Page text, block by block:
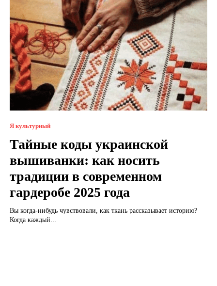
Я культурный
Тайные коды украинской
вышиванки: как носить
традиции в современном
гардеробе 2025 года
Вы когда-нибудь чувствовали, как ткань рассказывает историю?
Когда каждый...